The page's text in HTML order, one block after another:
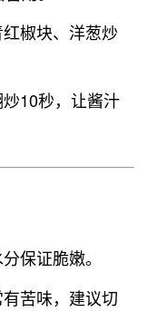
椒块、洋葱炒
10秒，让酱汁
保证脆嫩。
苦味，建议切